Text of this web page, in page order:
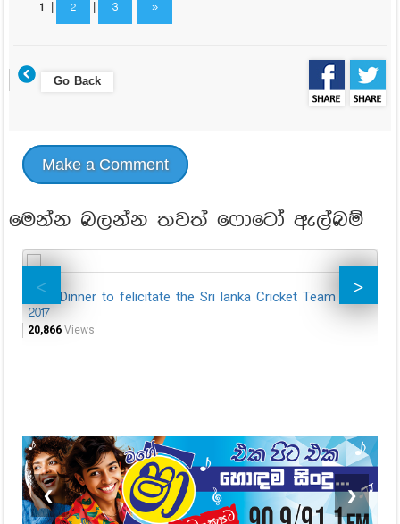
1| 2 3 »
Go Back
Make a Comment
මෙන්න බලන්න තවත් ෆොටෝ ඇල්බම්
Gala Dinner to felicitate the Sri lanka Cricket Team -
2017
20,866 Views
❮ ❯